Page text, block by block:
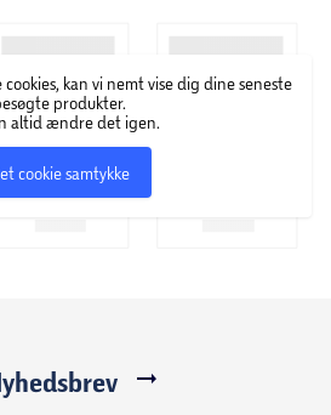
kan vi nemt vise dig dine seneste
produkter.
altid ændre det igen.
cookie samtykke